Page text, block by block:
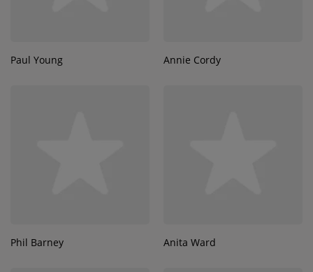
Paul Young Annie Cordy
Phil Barney Anita Ward